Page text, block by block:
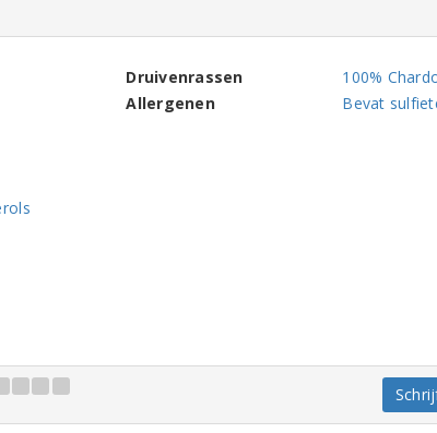
Druivenrassen
100%
Allergenen
Bevat